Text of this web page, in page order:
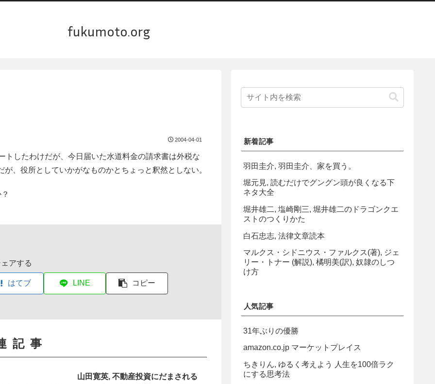
fukumoto.org
2004-04-01
トしたわけだが、今日届いた水道料金の請求書は外税な
、役所としていかがなものかとちょっと釈然としない。
アする
はてブ LINE コピー
記事
山田寛英, 不動産投資にだまされる
新着記事
羽田圭介, 羽田圭介、家を買う。
堀元見, 読むだけでグングン頭が良くなる下
ネタ大全
堀井雄二, 塩崎剛三, 堀井雄二のドラゴンクエ
ストのつくりかた
白石忠志, 法律文章読本
マルクス・シドニウス・ファルクス(著), ジェ
リー・トナー (解説), 橘明美(訳), 奴隷のしつ
け方
人気記事
31年ぶりの優勝
amazon.co.jp マーケットプレイス
ちきりん, ゆるく考えよう 人生を100倍ラク
にする思考法